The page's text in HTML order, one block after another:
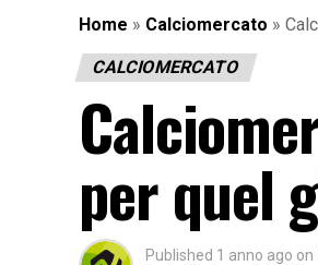
Home » Calciomercato »
CALCIOMERCATO
per quel
Published 1 anno ago on